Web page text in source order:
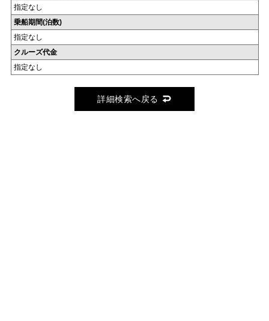
指定なし
乗船期間(泊数)
指定なし
クルーズ代金
指定なし
詳細検索へ戻る